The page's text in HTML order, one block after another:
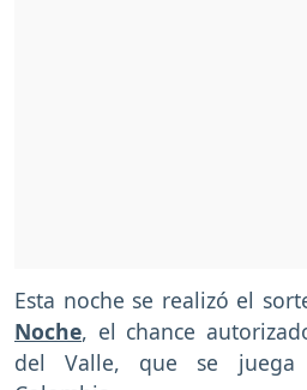
Esta noche se realizó el
Noche, el chance
del Valle, que se